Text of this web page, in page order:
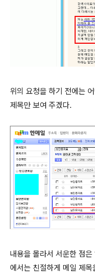
위의 요청을 하기 전에는
제목만 보여 주겠다.
내용을 몰라서 서운한 점
에서는 친절하게 메일 제